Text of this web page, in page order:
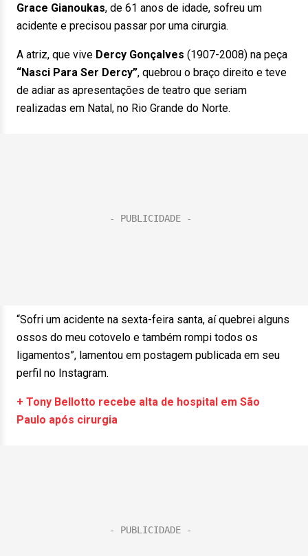
Grace Gianoukas, de 61 anos de idade, sofreu um
acidente e precisou passar por uma cirurgia.
A atriz, que vive Dercy Gonçalves (1907-2008) na peça
“Nasci Para Ser Dercy”, quebrou o braço direito e teve
de adiar as apresentações de teatro que seriam
realizadas em Natal, no Rio Grande do Norte.
“Sofri um acidente na sexta-feira santa, aí quebrei alguns
ossos do meu cotovelo e também rompi todos os
ligamentos”, lamentou em postagem publicada em seu
perfil no Instagram.
+ Tony Bellotto recebe alta de hospital em São
Paulo após cirurgia